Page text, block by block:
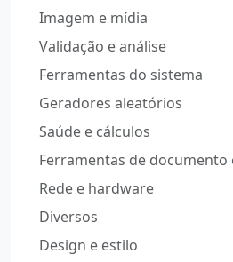
Imagem e mídia
Validação e análise
Ferramentas do sistema
Geradores aleatórios
Saúde e cálculos
Ferramentas de documento
Rede e hardware
Diversos
Design e estilo